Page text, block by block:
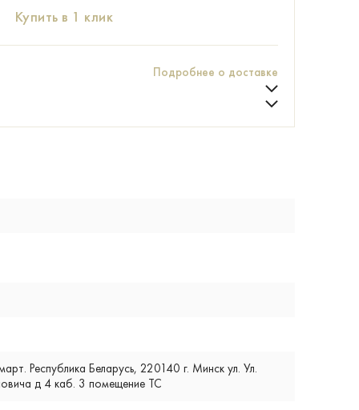
Купить в 1 клик
Подробнее о доставке
Республика Беларусь, 220140 г. Минск ул. Ул.
д 4 каб. 3 помещение ТС